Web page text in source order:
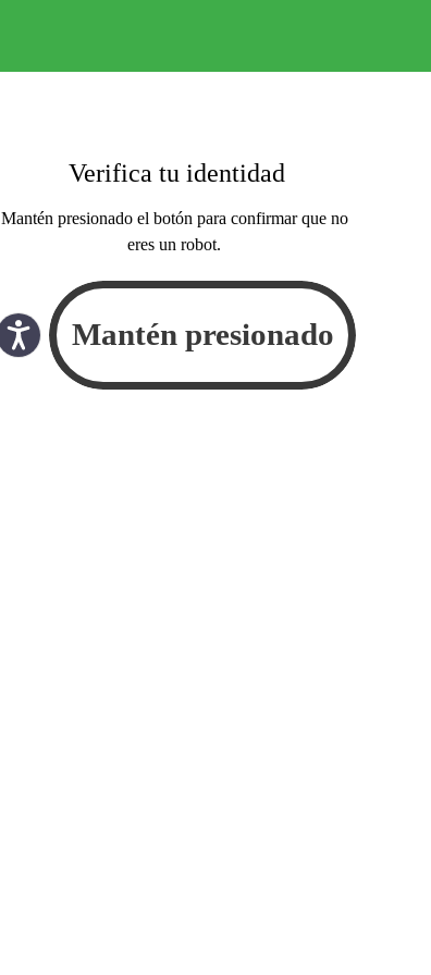
Verifica tu identidad
Mantén presionado el botón para confirmar que no
eres un robot.